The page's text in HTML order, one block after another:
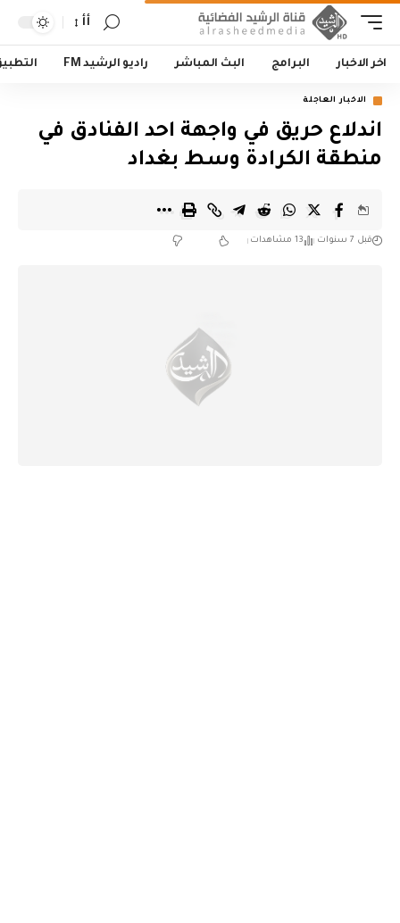
أأ
اخر الاخبار البرامج البث المباشر راديو الرشيد FM
الاخبار العاجلة
اندلاع حريق في واجهة احد الفنادق في
منطقة الكرادة وسط بغداد
قبل 7 سنوات 13 مشاهدات